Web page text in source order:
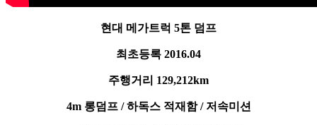
현대 메가트럭 5톤 덤프
최초등록 2016.04
주행거리 129,212km
4m 롱덤프 / 하독스 적재함 / 저속미션